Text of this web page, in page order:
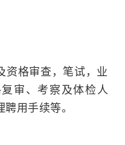
资格审查，笔试，业
审、考察及体检人
用手续等。